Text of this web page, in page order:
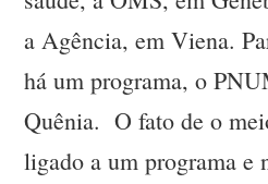
a Agência, em Viena.
há um programa, o
Quênia. O fato de o
ligado a um programa e